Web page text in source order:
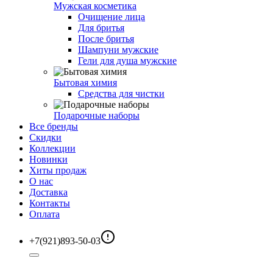
Мужская косметика
Очищение лица
Для бритья
После бритья
Шампуни мужские
Гели для душа мужские
Бытовая химия
Средства для чистки
Подарочные наборы
Все бренды
Скидки
Коллекции
Новинки
Хиты продаж
О нас
Доставка
Контакты
Оплата
+7(921)893-50-03